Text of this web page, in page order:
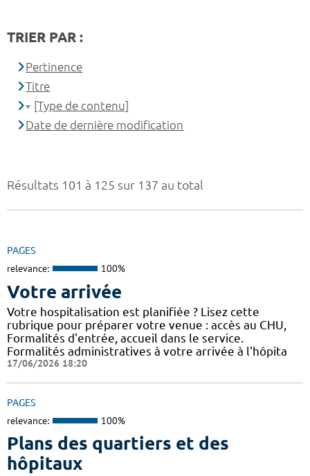
Résultats 101 à 125 sur 137 au total
PAGES
relevance: 100%
Votre arrivée
Votre hospitalisation est planifiée ? Lisez cette
rubrique pour préparer votre venue : accès au CHU,
Formalités d'entrée, accueil dans le service.
Formalités administratives à votre arrivée à l'hôpita
17/06/2026 18:20
PAGES
relevance: 100%
Plans des quartiers et des
hôpitaux
TRIER PAR :
Pertinence
Titre
[Type de contenu]
Date de dernière modification